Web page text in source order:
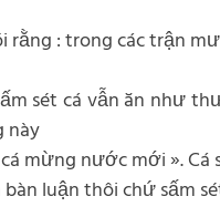
rằng : trong các trận
sét cá vẫn ăn như
này
mừng nước mới ». Cá
bàn luận thôi chứ sấm